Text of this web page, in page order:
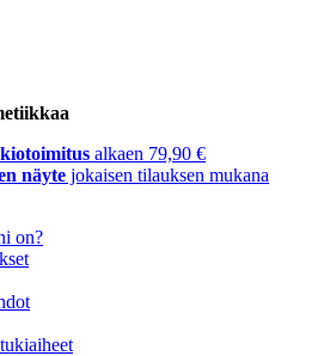
alkaen 79,90 €
näyte jokaisen tilauksen mukana
on?